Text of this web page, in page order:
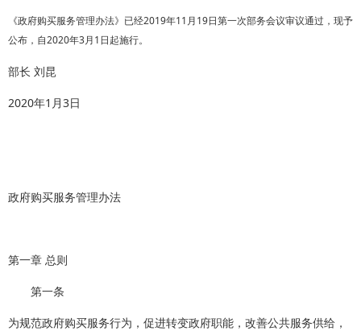
《政府购买服务管理办法》已经2019年11月19日第一次部务会议审议通过，现予
公布，自2020年3月1日起施行。
部长 刘昆
2020年1月3日
政府购买服务管理办法
第一章 总则
第一条
为规范政府购买服务行为，促进转变政府职能，改善公共服务供给，